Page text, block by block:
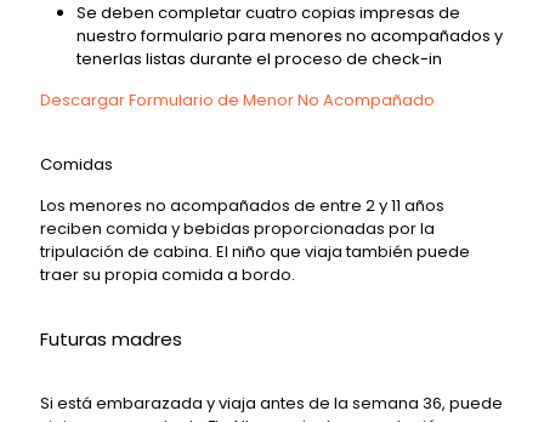
Se deben completar cuatro copias impresas de
nuestro formulario para menores no acompañados y
tenerlas listas durante el proceso de check-in
Descargar Formulario de Menor No Acompañado
Comidas
Los menores no acompañados de entre 2 y 11 años
reciben comida y bebidas proporcionadas por la
tripulación de cabina. El niño que viaja también puede
traer su propia comida a bordo.
Futuras madres
Si está embarazada y viaja antes de la semana 36, ​​puede